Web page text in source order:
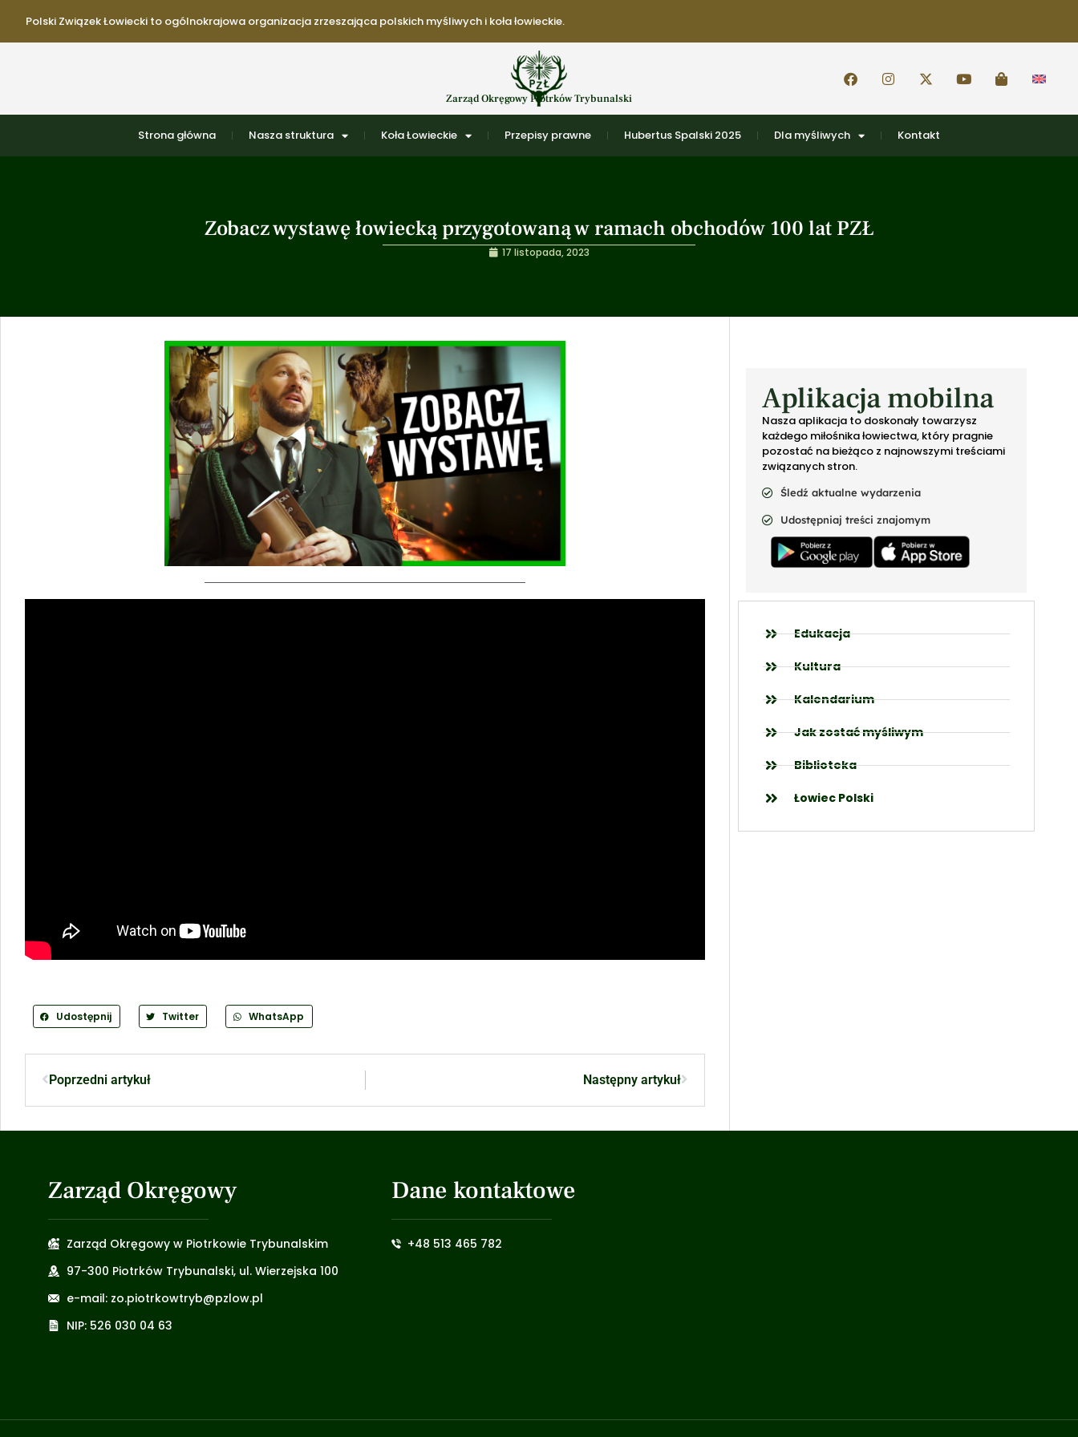
Polski Związek Łowiecki to ogólnokrajowa organizacja zrzeszająca polskich myśliwych i koła łowieckie.
Zarząd Okręgowy Piotrków Trybunalski
Strona główna Nasza struktura Koła Łowieckie Przepisy prawne Hubertus Spalski 2025 Dla myśliwych Kontakt
Zobacz wystawę łowiecką przygotowaną w ramach obchodów 100 lat PZŁ
17 listopada, 2023
Udostępnij Twitter WhatsApp
Poprzedni artykuł Następny artykuł
Aplikacja mobilna
Nasza aplikacja to doskonały towarzysz
każdego miłośnika łowiectwa, który pragnie
pozostać na bieżąco z najnowszymi treściami
związanych stron.
Śledź aktualne wydarzenia
Udostępniaj treści znajomym
Edukacja
Kultura
Kalendarium
Jak zostać myśliwym
Biblioteka
Łowiec Polski
Zarząd Okręgowy
Zarząd Okręgowy w Piotrkowie Trybunalskim
97-300 Piotrków Trybunalski, ul. Wierzejska 100
e-mail: zo.piotrkowtryb@pzlow.pl
NIP: 526 030 04 63
Dane kontaktowe
+48 513 465 782